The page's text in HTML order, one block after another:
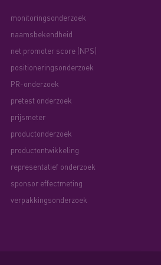
monitoringsonderzoek
naamsbekendheid
net promoter score (NPS)
positioneringsonderzoek
PR-onderzoek
pretest onderzoek
prijsmeter
productonderzoek
productontwikkeling
representatief onderzoek
sponsor effectmeting
verpakkingsonderzoek